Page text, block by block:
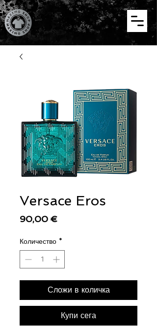
Versace Eros
90,00 €Цена
Количество *
Сложи в количка
Купи сега